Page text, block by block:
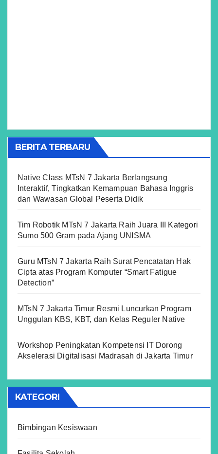
BERITA TERBARU
Native Class MTsN 7 Jakarta Berlangsung
Interaktif, Tingkatkan Kemampuan Bahasa Inggris
dan Wawasan Global Peserta Didik
Tim Robotik MTsN 7 Jakarta Raih Juara III Kategori
Sumo 500 Gram pada Ajang UNISMA
Guru MTsN 7 Jakarta Raih Surat Pencatatan Hak
Cipta atas Program Komputer “Smart Fatigue
Detection”
MTsN 7 Jakarta Timur Resmi Luncurkan Program
Unggulan KBS, KBT, dan Kelas Reguler Native
Workshop Peningkatan Kompetensi IT Dorong
Akselerasi Digitalisasi Madrasah di Jakarta Timur
KATEGORI
Bimbingan Kesiswaan